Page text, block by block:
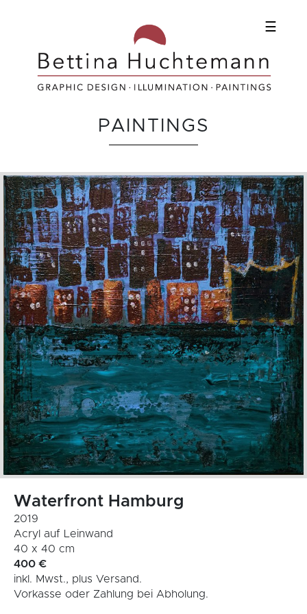
☰
PAINTINGS
Waterfront Hamburg
2019
Acryl auf Leinwand
40 x 40 cm
400 €
inkl. Mwst., plus Versand.
Vorkasse oder Zahlung bei Abholung.